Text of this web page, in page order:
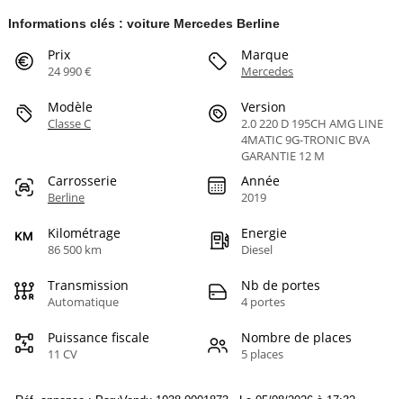
Informations clés : voiture Mercedes Berline
Prix
24 990 €
Marque
Mercedes
Modèle
Classe C
Version
2.0 220 D 195CH AMG LINE
4MATIC 9G-TRONIC BVA
GARANTIE 12 M
Carrosserie
Berline
Année
2019
Kilométrage
86 500 km
Energie
Diesel
Transmission
Automatique
Nb de portes
4 portes
Puissance fiscale
11 CV
Nombre de places
5 places